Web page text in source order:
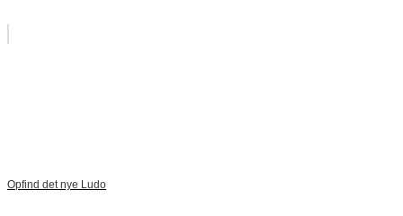
Opfind det nye Ludo